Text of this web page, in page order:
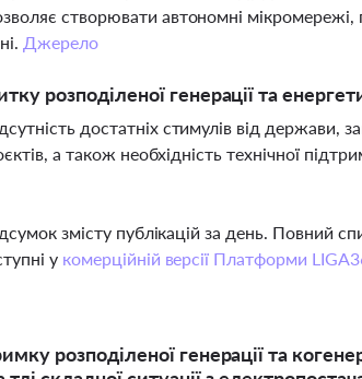
створювати автономні мікромережі,
Джерело
розподіленої генерації та
достатніх стимулів від держави,
а також необхідність технічної
змісту публікацій за день. Повний
у комерційній версії Платформи
розподіленої генерації та